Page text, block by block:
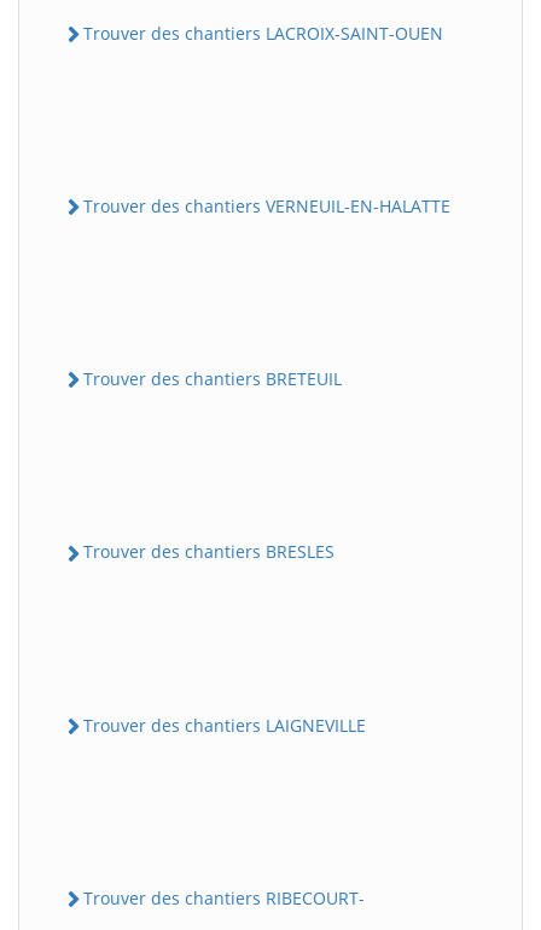
Trouver des chantiers LACROIX-SAINT-OUEN
Trouver des chantiers VERNEUIL-EN-HALATTE
Trouver des chantiers BRETEUIL
Trouver des chantiers BRESLES
Trouver des chantiers LAIGNEVILLE
Trouver des chantiers RIBECOURT-